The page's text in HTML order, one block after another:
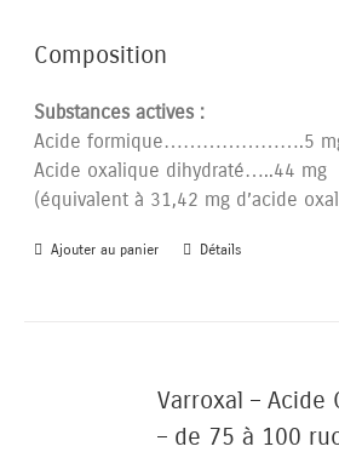
Composition
Substances actives :
Acide formique………………….5
Acide oxalique dihydraté…..44 mg
(équivalent à 31,42 mg d’acide
Ajouter au panier Détails
Varroxal – Acide
– de 75 à 100